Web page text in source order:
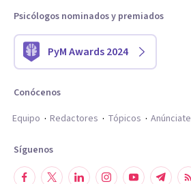
Psicólogos nominados y premiados
PyM Awards 2024
Conócenos
Equipo
Redactores Tópicos Anúnciate
Síguenos